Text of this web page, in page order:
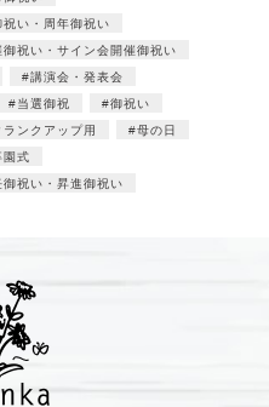
祝い・周年御祝い
御祝い・サイン会開催御祝い
講演会・発表会
当選御祝
御祝い
ンクアップ用
母の日
園式
御祝い・昇進御祝い